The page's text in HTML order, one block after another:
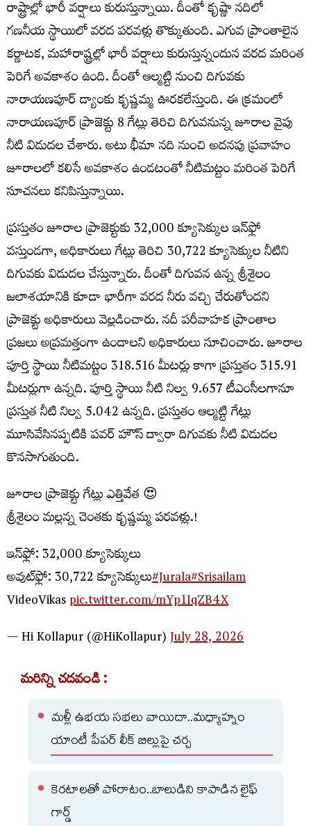
రాష్ట్రాల్లో భారీ వర్షాలు కురుస్తున్నాయి. దీంతో కృష్ణా నదిలో
గణనీయ స్థాయిలో వరద పరవళ్లు తొక్కుతుంది. ఎగువ ప్రాంతాలైన
కర్ణాటక, మహారాష్ట్రల్లో భారీ వర్షాలు కురుస్తున్నందున వరద మరింత
పెరిగే అవకాశం ఉంది. దీంతో ఆల్మట్టి నుంచి‌ దిగువకు
నారాయణపూర్‌ డ్యాంకు కృష్ణమ్మ ఊరకలేస్తుంది. ఈ క్రమంలో
నారాయణపూర్‌ ప్రాజెక్టు 8 గేట్లు తెరిచి దిగువనున్న జూరాల వైపు
నీటి విడుదల చేశారు. అటు భీమా నది నుంచి అదనపు ప్రవాహం
జూరాలలో కలిసే అవకాశం ఉండటంతో నీటిమట్టం మరింత పెరిగే
సూచనలు కనిపిస్తున్నాయి.
ప్రస్తుతం జూరాల ప్రాజెక్టుకు 32,000 క్యూసెక్కుల ఇన్‌ఫ్లో
వస్తుండగా, అధికారులు గేట్లు తెరిచి 30,722 క్యూసెక్కుల నీటిని
దిగువకు విడుదల చేస్తున్నారు. దీంతో దిగువన ఉన్న శ్రీశైలం
జలాశయానికి కూడా భారీగా వరద నీరు వచ్చి చేరుతోందని
ప్రాజెక్టు అధికారులు వెల్లడించారు. నదీ పరీవాహక ప్రాంతాల
ప్రజలు అప్రమత్తంగా ఉండాలని అధికారులు సూచించారు. జూరాల
పూర్తి స్థాయి నీటిమట్టం 318.516 మీటర్లు కాగా ప్రస్తుతం 315.91
మీటర్లుగా ఉన్నది. పూర్తి స్థాయి నీటి నిల్వ 9.657 టీఎంసీలగానూ
ప్రస్తుత నీటి నిల్వ 5.042 ఉన్నది. ప్రస్తుతం ఆల్మట్టి గేట్లు
మూసివేసినప్పటికి పవర్ హౌస్ ద్వారా దిగువకు నీటి విడుదల
కొనసాగుతుంది.
జూరాల ప్రాజెక్టు గేట్లు ఎత్తివేత 😍
శ్రీశైలం మల్లన్న చెంతకు కృష్ణమ్మ పరవళ్లు.!
ఇన్‌ఫ్లో: 32,000 క్యూసెక్కులు
అవుట్‌ఫ్లో: 30,722 క్యూసెక్కులు#Jurala#Srisailam
VideoVikaspic.twitter.com/mYp1IqZB4X
— Hi Kollapur (@HiKollapur)July 28, 2026
మరిన్ని చదవండి :
మళ్లీ ఉభయ సభలు వాయిదా..మధ్యాహ్నం
యాంటీ పేపర్ లీక్ బిల్లుపై చర్చ
కెరటాలతో పోరాటం..బాలుడిని కాపాడిన లైఫ్
గార్డ్